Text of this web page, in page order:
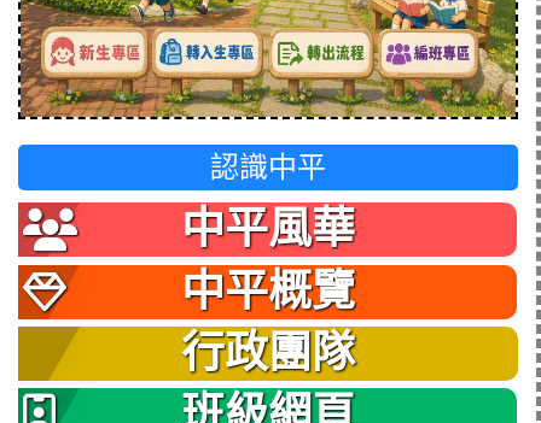
認識中平
中平風華
中平概覽
行政團隊